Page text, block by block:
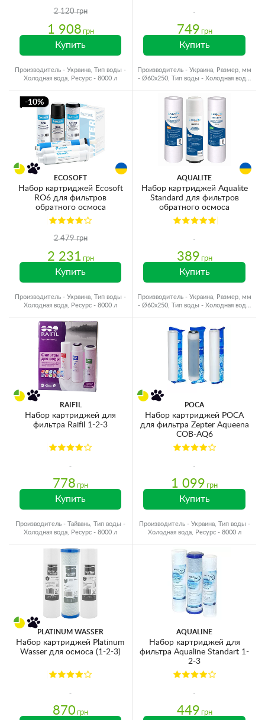
2 120 грн
1 908 грн
Купить
Производитель - Украина, Тип воды -
Холодная вода, Ресурс - 8000 л
749 грн
Купить
Производитель - Украина, Размер, мм
- Ø60x250, Тип воды - Холодная вода,
-10%
ECOSOFT
Набор картриджей Ecosoft
RO6 для фильтров
обратного осмоса
2 479 грн
2 231 грн
Купить
Производитель - Украина, Тип воды -
Холодная вода, Ресурс - 8000 л
AQUALITE
Набор картриджей Aqualite
Standard для фильтров
обратного осмоса
389 грн
Купить
Производитель - Украина, Размер, мм
- Ø60x250, Тип воды - Холодная вода,
RAIFIL
Набор картриджей для
фильтра Raifil 1-2-3
778 грн
Купить
Производитель - Тайвань, Тип воды -
Холодная вода, Ресурс - 8000 л
РОСА
Набор картриджей РОСА
для фильтра Zepter Aqueena
COB-AQ6
1 099 грн
Купить
Производитель - Украина, Тип воды -
Холодная вода, Ресурс - 8000 л
PLATINUM WASSER
Набор картриджей Platinum
Wasser для осмоса (1-2-3)
870 грн
AQUALINE
Набор картриджей для
фильтра Aqualine Standart 1-
2-3
449 грн